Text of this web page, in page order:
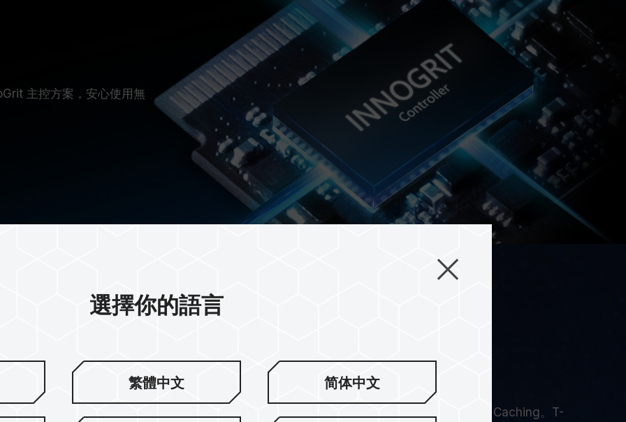
主控方案，安心使用無
Caching 分級 自由選擇
T-FORCE G70 Pro PCIe 4.0 SSD 支援 DRAM Caching 及 SLC Caching。T-
選擇你的語言
繁體中文 简体中文